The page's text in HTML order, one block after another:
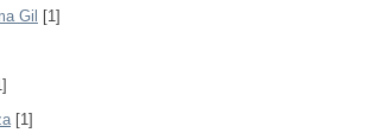
Gil
[1]
[1]